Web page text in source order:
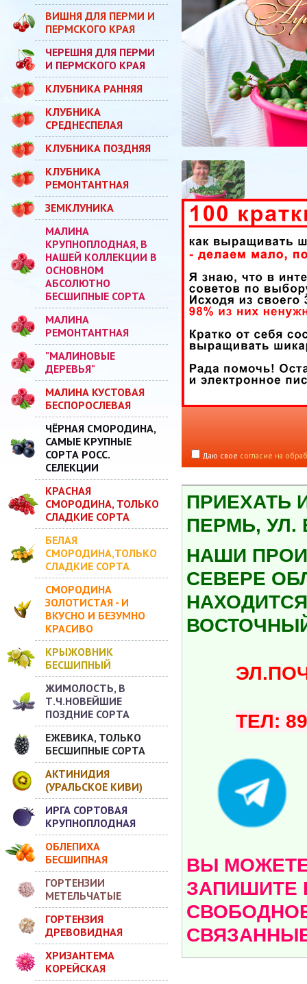
ВИШНЯ ДЛЯ ПЕРМИ И
ПЕРМСКОГО КРАЯ
ЧЕРЕШНЯ ДЛЯ ПЕРМИ
И ПЕРМСКОГО КРАЯ
КЛУБНИКА РАННЯЯ
КЛУБНИКА
СРЕДНЕСПЕЛАЯ
КЛУБНИКА ПОЗДНЯЯ
КЛУБНИКА
РЕМОНТАНТНАЯ
ЗЕМКЛУНИКА
МАЛИНА
КРУПНОПЛОДНАЯ, В
НАШЕЙ КОЛЛЕКЦИИ В
ОСНОВНОМ
АБСОЛЮТНО
БЕСШИПНЫЕ СОРТА
МАЛИНА
РЕМОНТАНТНАЯ
"МАЛИНОВЫЕ
ДЕРЕВЬЯ"
МАЛИНА КУСТОВАЯ
БЕСПОРОСЛЕВАЯ
ЧЁРНАЯ СМОРОДИНА,
САМЫЕ КРУПНЫЕ
СОРТА РОСС.
СЕЛЕКЦИИ
КРАСНАЯ
СМОРОДИНА, ТОЛЬКО
СЛАДКИЕ СОРТА
БЕЛАЯ
СМОРОДИНА,ТОЛЬКО
СЛАДКИЕ СОРТА
СМОРОДИНА
ЗОЛОТИСТАЯ - И
ВКУСНО И БЕЗУМНО
КРАСИВО
КРЫЖОВНИК
БЕСШИПНЫЙ
ЖИМОЛОСТЬ, В
Т.Ч.НОВЕЙШИЕ
ПОЗДНИЕ СОРТА
ЕЖЕВИКА, ТОЛЬКО
БЕСШИПНЫЕ СОРТА
АКТИНИДИЯ
(УРАЛЬСКОЕ КИВИ)
ИРГА СОРТОВАЯ
КРУПНОПЛОДНАЯ
ОБЛЕПИХА
БЕСШИПНАЯ
ГОРТЕНЗИИ
МЕТЕЛЬЧАТЫЕ
ГОРТЕНЗИЯ
ДРЕВОВИДНАЯ
ХРИЗАНТЕМА
КОРЕЙСКАЯ
Даю свое согласие на
ПРИЕХАТЬ
ПЕРМЬ, УЛ.
НАШИ
СЕВЕРЕ
ТЕЛ:
ВЫ МОЖЕТЕ
ЗАПИШИТЕ